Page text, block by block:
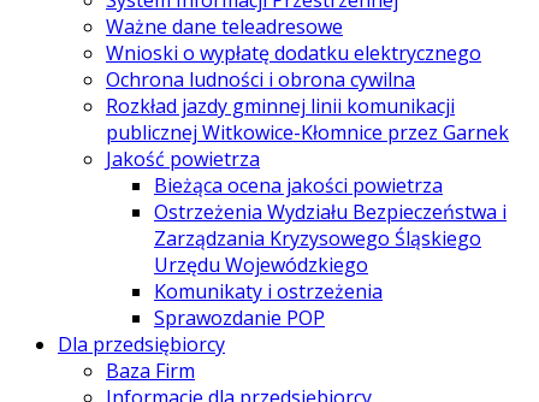
Ważne dane teleadresowe
Wnioski o wypłatę dodatku elektrycznego
Ochrona ludności i obrona cywilna
Rozkład jazdy gminnej linii komunikacji
publicznej Witkowice-Kłomnice przez Garnek
Jakość powietrza
Bieżąca ocena jakości powietrza
Ostrzeżenia Wydziału Bezpieczeństwa i
Zarządzania Kryzysowego Śląskiego
Urzędu Wojewódzkiego
Komunikaty i ostrzeżenia
Sprawozdanie POP
Dla przedsiębiorcy
Baza Firm